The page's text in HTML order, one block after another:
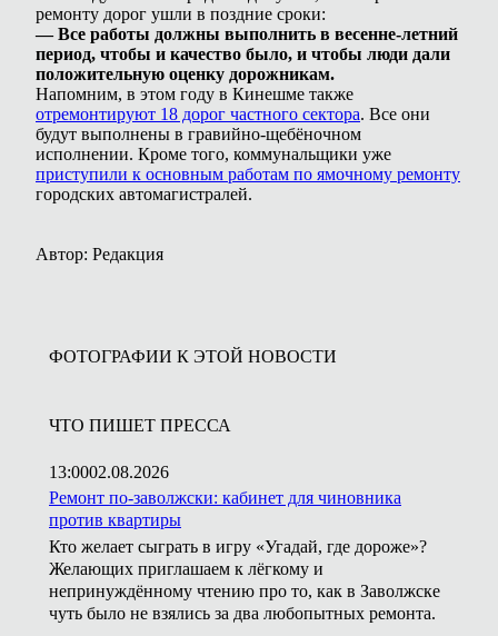
ремонту дорог ушли в поздние сроки:
— Все работы должны выполнить в весенне-летний
период, чтобы и качество было, и чтобы люди дали
положительную оценку дорожникам.
Напомним, в этом году в Кинешме также
отремонтируют 18 дорог частного сектора. Все они
будут выполнены в гравийно-щебёночном
исполнении. Кроме того, коммунальщики уже
приступили к основным работам по ямочному ремонту
городских автомагистралей.
Автор: Редакция
ФОТОГРАФИИ К ЭТОЙ НОВОСТИ
ЧТО ПИШЕТ ПРЕССА
13:0002.08.2026
Ремонт по-заволжски: кабинет для чиновника
против квартиры
Кто желает сыграть в игру «Угадай, где дороже»?
Желающих приглашаем к лёгкому и
непринуждённому чтению про то, как в Заволжске
чуть было не взялись за два любопытных ремонта.